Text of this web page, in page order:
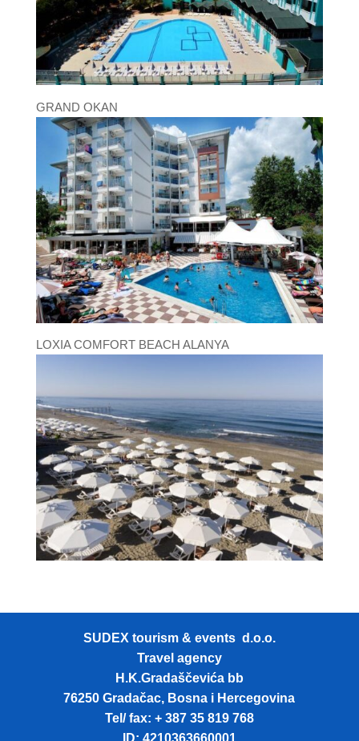
GRAND OKAN
LOXIA COMFORT BEACH ALANYA
SUDEX tourism & events d.o.o.
Travel agency
H.K.Gradaščevića bb
76250 Gradačac, Bosna i Hercegovina
Tel/ fax: + 387 35 819 768